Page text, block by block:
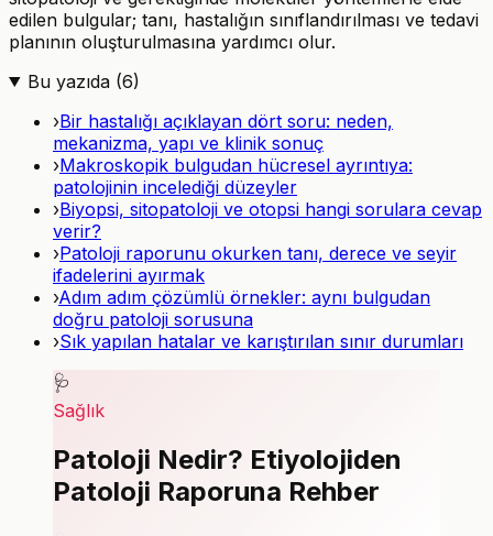
edilen bulgular; tanı, hastalığın sınıflandırılması ve tedavi
planının oluşturulmasına yardımcı olur.
Bu yazıda (6)
›Bir hastalığı açıklayan dört soru: neden,
mekanizma, yapı ve klinik sonuç
›Makroskopik bulgudan hücresel ayrıntıya:
patolojinin incelediği düzeyler
›Biyopsi, sitopatoloji ve otopsi hangi sorulara cevap
verir?
›Patoloji raporunu okurken tanı, derece ve seyir
ifadelerini ayırmak
›Adım adım çözümlü örnekler: aynı bulgudan
doğru patoloji sorusuna
›Sık yapılan hatalar ve karıştırılan sınır durumları
🩺
Sağlık
Patoloji Nedir? Etiyolojiden
Patoloji Raporuna Rehber